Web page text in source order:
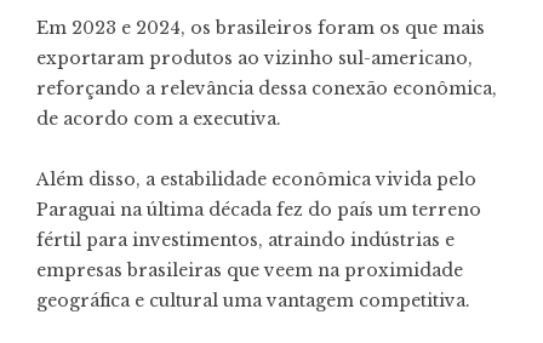
Em 2023 e 2024, os brasileiros foram os que mais
exportaram produtos ao vizinho sul-americano,
reforçando a relevância dessa conexão econômica,
de acordo com a executiva.
Além disso, a estabilidade econômica vivida pelo
Paraguai na última década fez do país um terreno
fértil para investimentos, atraindo indústrias e
empresas brasileiras que veem na proximidade
geográfica e cultural uma vantagem competitiva.